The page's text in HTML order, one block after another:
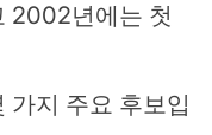
2002년에는 첫
가지 주요 후보입